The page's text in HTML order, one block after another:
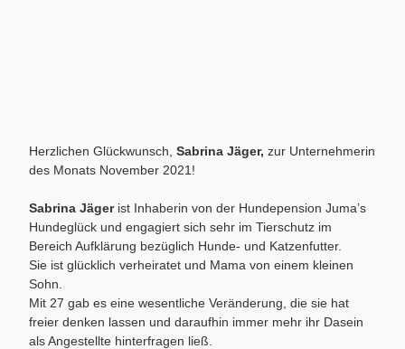
Herzlichen Glückwunsch,Sabrina Jäger,zur Unternehmerin
des Monats November 2021!
Sabrina Jägerist Inhaberin von der HundepensionJuma’s
Hundeglück und engagiert sich sehr im Tierschutz im
Bereich Aufklärung bezüglich Hunde- und Katzenfutter.
Sie ist glücklich verheiratet und Mama von einem kleinen
Sohn.
Mit 27 gab es eine wesentliche Veränderung, die sie hat
freier denken lassen und daraufhin immer mehr ihr Dasein
als Angestellte hinterfragen ließ.